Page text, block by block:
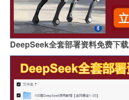
DeepSeek全套部署资料免费下载